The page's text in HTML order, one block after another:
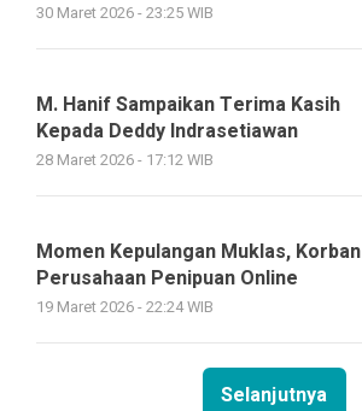
30 Maret 2026 - 23:25 WIB
M. Hanif Sampaikan Terima Kasih
Kepada Deddy Indrasetiawan
28 Maret 2026 - 17:12 WIB
Momen Kepulangan Muklas, Korban
Perusahaan Penipuan Online
19 Maret 2026 - 22:24 WIB
Selanjutnya